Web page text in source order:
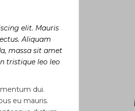
elit. Mauris
Aliquam
massa sit amet
tristique leo leo
dui.
eu mauris.